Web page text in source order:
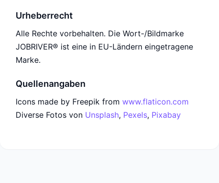
Urheberrecht
Alle Rechte vorbehalten. Die Wort-/Bildmarke
JOBRIVER® ist eine in EU-Ländern eingetragene
Marke.
Quellenangaben
Icons made by Freepik from www.flaticon.com
Diverse Fotos von Unsplash, Pexels, Pixabay